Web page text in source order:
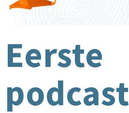
Eerste
podcast